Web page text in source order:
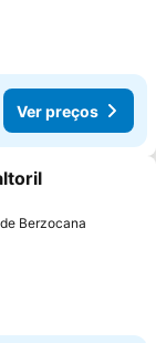
Ver preços
favoritos
Berzocana